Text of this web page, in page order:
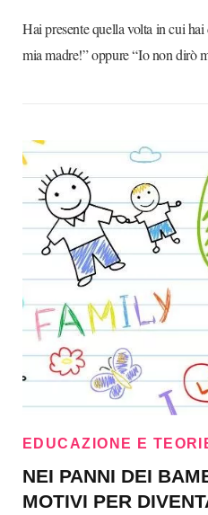
Hai presente quella volta in cui
mia madre!” oppure “Io non dirò
EDUCAZIONE E
NEI PANNI DEI
MOTIVI PER